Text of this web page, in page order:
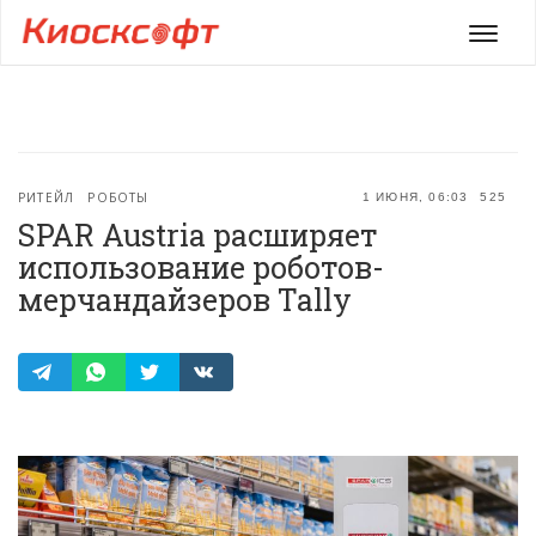
Меню
1 ИЮНЯ, 06:03 525
РИТЕЙЛ РОБОТЫ
SPAR Austria расширяет
использование роботов-
мерчандайзеров Tally